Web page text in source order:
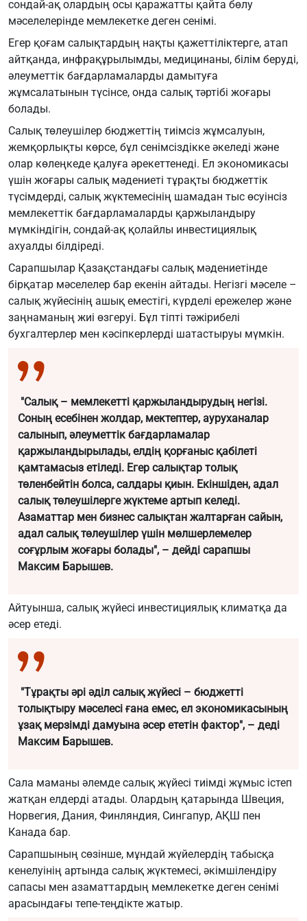
сондай-ақ олардың осы қаражатты қайта бөлу
мәселелерінде мемлекетке деген сенімі.
Егер қоғам салықтардың нақты қажеттіліктерге, атап
айтқанда, инфрақұрылымды, медицинаны, білім беруді,
әлеуметтік бағдарламаларды дамытуға
жұмсалатынын түсінсе, онда салық тәртібі жоғары
болады.
Салық төлеушілер бюджеттің тиімсіз жұмсалуын,
жемқорлықты көрсе, бұл сенімсіздікке әкеледі және
олар көлеңкеде қалуға әрекеттенеді. Ел экономикасы
үшін жоғары салық мәдениеті тұрақты бюджеттік
түсімдерді, салық жүктемесінің шамадан тыс өсуінсіз
мемлекеттік бағдарламаларды қаржыландыру
мүмкіндігін, сондай-ақ қолайлы инвестициялық
ахуалды білдіреді.
Сарапшылар Қазақстандағы салық мәдениетінде
бірқатар мәселелер бар екенін айтады. Негізгі мәселе –
салық жүйесінің ашық еместігі, күрделі ережелер және
заңнаманың жиі өзгеруі. Бұл тіпті тәжірибелі
бухгалтерлер мен кәсіпкерлерді шатастыруы мүмкін.
"Салық – мемлекетті қаржыландырудың негізі.
Соның есебінен жолдар, мектептер, ауруханалар
салынып, әлеуметтік бағдарламалар
қаржыландырылады, елдің қорғаныс қабілеті
қамтамасыз етіледі. Егер салықтар толық
төленбейтін болса, салдары қиын. Екіншіден, адал
салық төлеушілерге жүктеме артып келеді.
Азаматтар мен бизнес салықтан жалтарған сайын,
адал салық төлеушілер үшін мөлшерлемелер
соғұрлым жоғары болады", – дейді сарапшы
Максим Барышев.
Айтуынша, салық жүйесі инвестициялық климатқа да
әсер етеді.
"Тұрақты әрі әділ салық жүйесі – бюджетті
толықтыру мәселесі ғана емес, ел экономикасының
ұзақ мерзімді дамуына әсер ететін фактор", – деді
Максим Барышев.
Сала маманы әлемде салық жүйесі тиімді жұмыс істеп
жатқан елдерді атады. Олардың қатарында Швеция,
Норвегия, Дания, Финляндия, Сингапур, АҚШ пен
Канада бар.
Сарапшының сөзінше, мұндай жүйелердің табысқа
кенелуінің артында салық жүктемесі, әкімшілендіру
сапасы мен азаматтардың мемлекетке деген сенімі
арасындағы тепе-теңдікте жатыр.